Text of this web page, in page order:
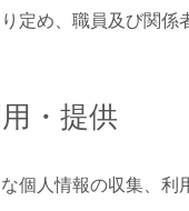
定め、職員及び関
・提供
個人情報の収集、利